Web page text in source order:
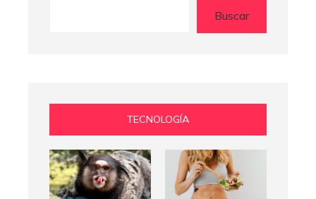
Buscar
TECNOLOGÍA